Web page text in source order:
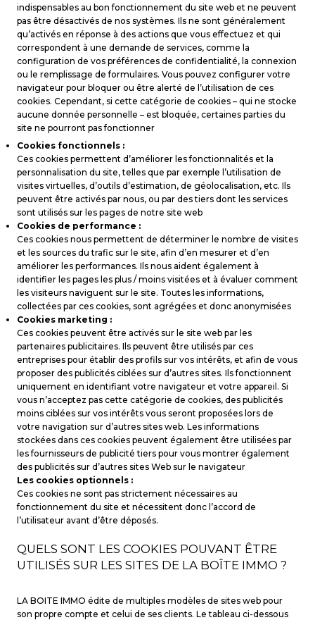
indispensables au bon fonctionnement du site web et ne peuvent
pas être désactivés de nos systèmes. Ils ne sont généralement
qu’activés en réponse à des actions que vous effectuez et qui
correspondent à une demande de services, comme la
configuration de vos préférences de confidentialité, la connexion
ou le remplissage de formulaires. Vous pouvez configurer votre
navigateur pour bloquer ou être alerté de l’utilisation de ces
cookies. Cependant, si cette catégorie de cookies – qui ne stocke
aucune donnée personnelle – est bloquée, certaines parties du
site ne pourront pas fonctionner
Cookies fonctionnels :
Ces cookies permettent d’améliorer les fonctionnalités et la
personnalisation du site, telles que par exemple l’utilisation de
visites virtuelles, d’outils d’estimation, de géolocalisation, etc. Ils
peuvent être activés par nous, ou par des tiers dont les services
sont utilisés sur les pages de notre site web
Cookies de performance :
Ces cookies nous permettent de déterminer le nombre de visites
et les sources du trafic sur le site, afin d’en mesurer et d’en
améliorer les performances. Ils nous aident également à
identifier les pages les plus / moins visitées et à évaluer comment
les visiteurs naviguent sur le site. Toutes les informations,
collectées par ces cookies, sont agrégées et donc anonymisées
Cookies marketing :
Ces cookies peuvent être activés sur le site web par les
partenaires publicitaires. Ils peuvent être utilisés par ces
entreprises pour établir des profils sur vos intérêts, et afin de vous
proposer des publicités ciblées sur d’autres sites. Ils fonctionnent
uniquement en identifiant votre navigateur et votre appareil. Si
vous n’acceptez pas cette catégorie de cookies, des publicités
moins ciblées sur vos intérêts vous seront proposées lors de
votre navigation sur d’autres sites web. Les informations
stockées dans ces cookies peuvent également être utilisées par
les fournisseurs de publicité tiers pour vous montrer également
des publicités sur d’autres sites Web sur le navigateur
Les cookies optionnels :
Ces cookies ne sont pas strictement nécessaires au
fonctionnement du site et nécessitent donc l’accord de
l’utilisateur avant d’être déposés.
QUELS SONT LES COOKIES POUVANT ÊTRE
UTILISÉS SUR LES SITES DE LA BOÎTE IMMO ?
LA BOITE IMMO édite de multiples modèles de sites web pour
son propre compte et celui de ses clients. Le tableau ci-dessous